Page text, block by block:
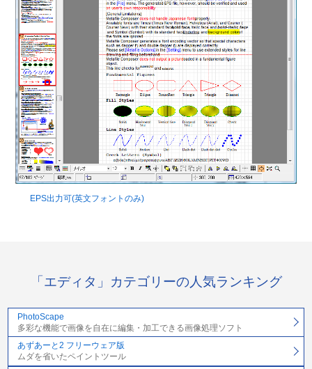
EPS出力可(英文フォントのみ)
「エディタ」カテゴリーの人気ランキング
PhotoScape
多彩な機能で画像を自在に編集・加工できる画像処理ソフト
あずあーと2 フリーウェア版
ムダを省いたペイントツール